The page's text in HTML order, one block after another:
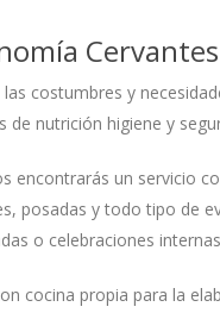
Cervantes
costumbres y
de nutrición higiene y
encontrarás un servicio
posadas y todo tipo de
o celebraciones
cocina propia para la